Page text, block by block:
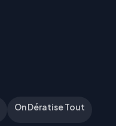
On Dératise Tout